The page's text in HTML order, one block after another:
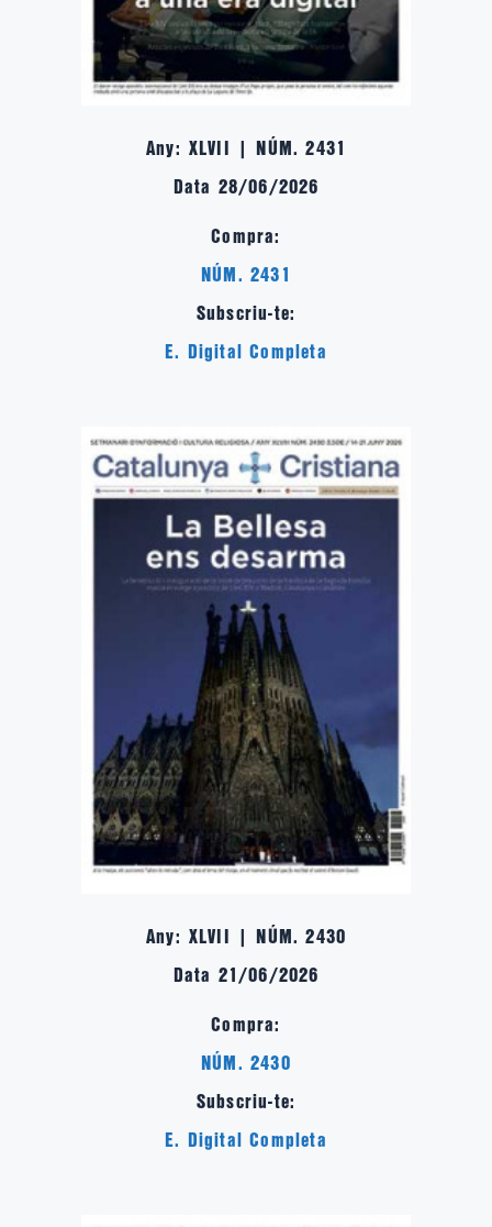
Any: XLVII | NÚM. 2431
Data 28/06/2026
Compra:
NÚM. 2431
Subscriu-te:
E. Digital Completa
Any: XLVII | NÚM. 2430
Data 21/06/2026
Compra:
NÚM. 2430
Subscriu-te:
E. Digital Completa